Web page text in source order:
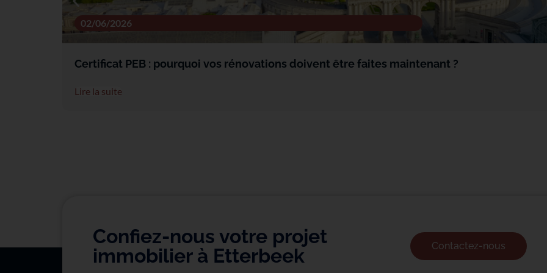
02/06/2026
Certificat PEB : pourquoi vos rénovations doivent être faites maintenant ?
Lire la suite
Confiez-nous votre projet
immobilier à Etterbeek
Contactez-nous